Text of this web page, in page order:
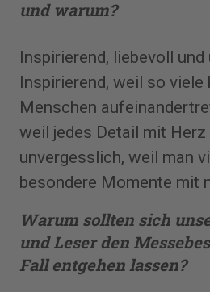
und warum?
Inspirierend, liebevoll
Inspirierend, weil so viele
Menschen
weil jedes Detail mit
unvergesslich, weil man
besondere Momente mit
Warum sollten sich
und Leser den
Fall entgehen lassen?